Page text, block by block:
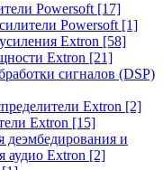
Powersoft [17]
Powersoft [1]
Extron [58]
Extron [21]
сигналов (DSP)
Extron [2]
Extron [15]
деэмбедирования и
аудио Extron [2]